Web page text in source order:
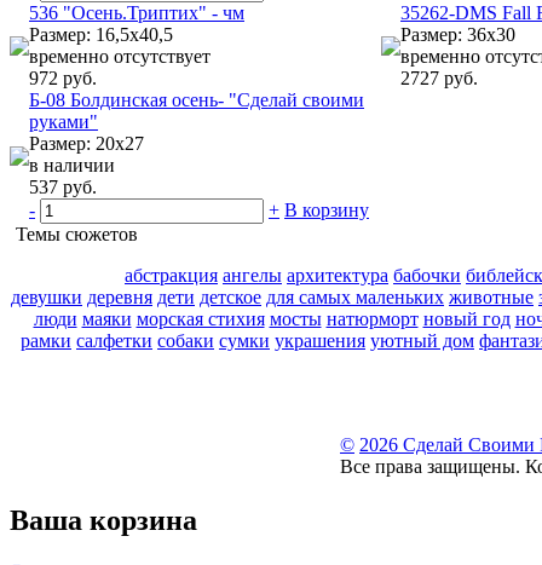
536 "Осень.Триптих" - чм
Размер: 16,5x40,5
временно отсутствует
972 руб.
35262-DMS Fall
Размер: 36x30
временно
2727 руб.
Б-08 Болдинская осень- "Сделай своими
руками"
Размер: 20x27
в наличии
537 руб.
-
+ В корзину
Темы сюжетов
абстракция ангелы архитектура бабочки
девушки деревня дети детское для самых маленьких животные
люди маяки морская стихия мосты натюрморт новый год
рамки салфетки собаки сумки украшения уютный дом
© 2026 Сделай Своими
Все права защищены.
Ваша корзина